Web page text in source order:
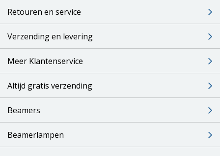
Retouren en service
Verzending en levering
Meer Klantenservice
Altijd gratis verzending
Beamers
Beamerlampen